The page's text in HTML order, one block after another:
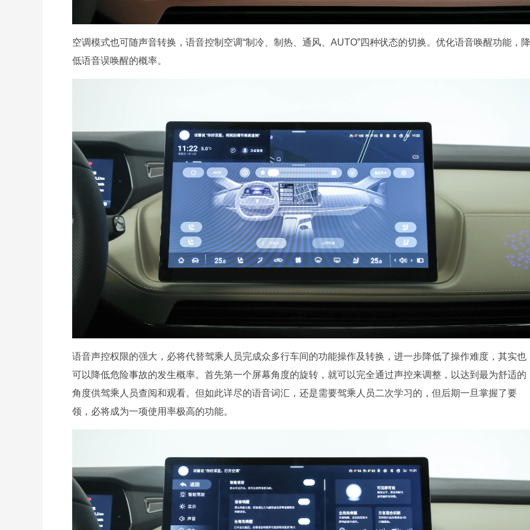
空调模式也可随声音转换，语音控制空调“制冷、制热、通风、AUTO”四种状态的切换。优化语音唤醒功能，降
低语音误唤醒的概率。
语音声控权限的强大，必将代替驾乘人员完成众多行车间的功能操作及转换，进一步降低了操作难度，其实也
可以降低危险事故的发生概率。首先第一个屏幕角度的旋转，就可以完全通过声控来调整，以达到最为舒适的
角度供驾乘人员查阅和观看。但如此详尽的语音词汇，还是需要驾乘人员二次学习的，但后期一旦掌握了要
领，必将成为一项使用率极高的功能。